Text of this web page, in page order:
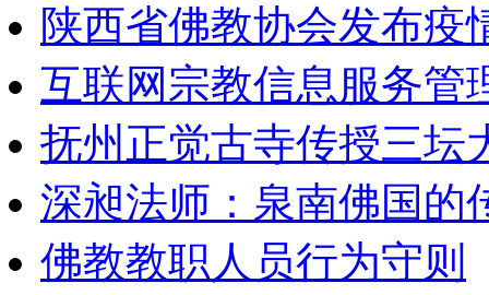
陕西省佛教协会发布疫
互联网宗教信息服务管
抚州正觉古寺传授三坛
深昶法师：泉南佛国的
佛教教职人员行为守则